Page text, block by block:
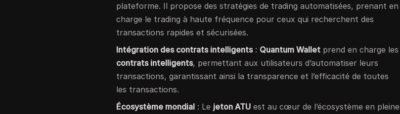
plateforme. Il propose des stratégies de trading automatisées, prenant en
charge le trading à haute fréquence pour ceux qui recherchent des
transactions rapides et sécurisées.
Intégration des contrats intelligents: Quantum Wallet prend en charge les
contrats intelligents, permettant aux utilisateurs d’automatiser leurs
transactions, garantissant ainsi la transparence et l’efficacité de toutes
les transactions.
Écosystème mondial : Le jeton ATU est au cœur de l’écosystème en pleine